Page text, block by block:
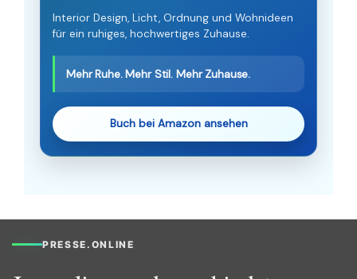
Interior Design, Licht, Ordnung und Wohnideen
für ein ruhiges, hochwertiges Zuhause.
Mehr Ruhe. Mehr Stil. Mehr Zuhause.
Buch bei Amazon ansehen
PRESSE.ONLINE